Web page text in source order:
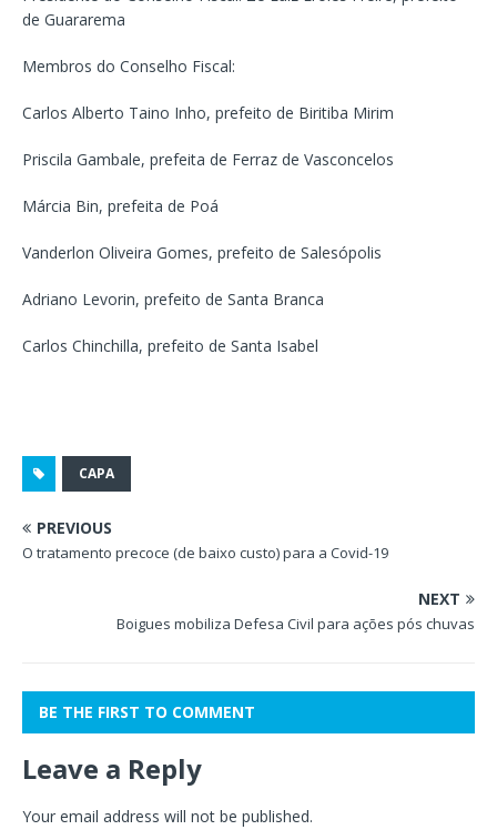
de Guararema
Membros do Conselho Fiscal:
Carlos Alberto Taino Inho, prefeito de Biritiba Mirim
Priscila Gambale, prefeita de Ferraz de Vasconcelos
Márcia Bin, prefeita de Poá
Vanderlon Oliveira Gomes, prefeito de Salesópolis
Adriano Levorin, prefeito de Santa Branca
Carlos Chinchilla, prefeito de Santa Isabel
CAPA
PREVIOUS
O tratamento precoce (de baixo custo) para a Covid-19
NEXT
Boigues mobiliza Defesa Civil para ações pós chuvas
BE THE FIRST TO COMMENT
Leave a Reply
Your email address will not be published.